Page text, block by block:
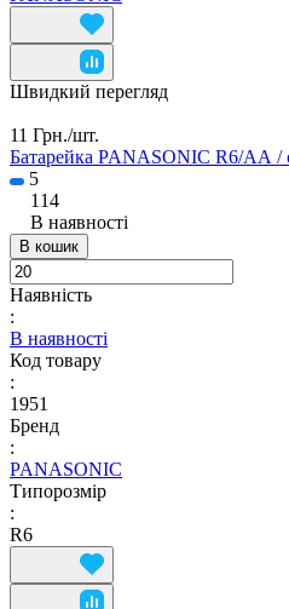
Швидкий перегляд
11 Грн./шт.
Батарейка PANASONIC R6/АА /
5
114
В наявності
В кошик
Наявність
:
В наявності
Код товару
:
1951
Бренд
:
PANASONIC
Типорозмір
:
R6